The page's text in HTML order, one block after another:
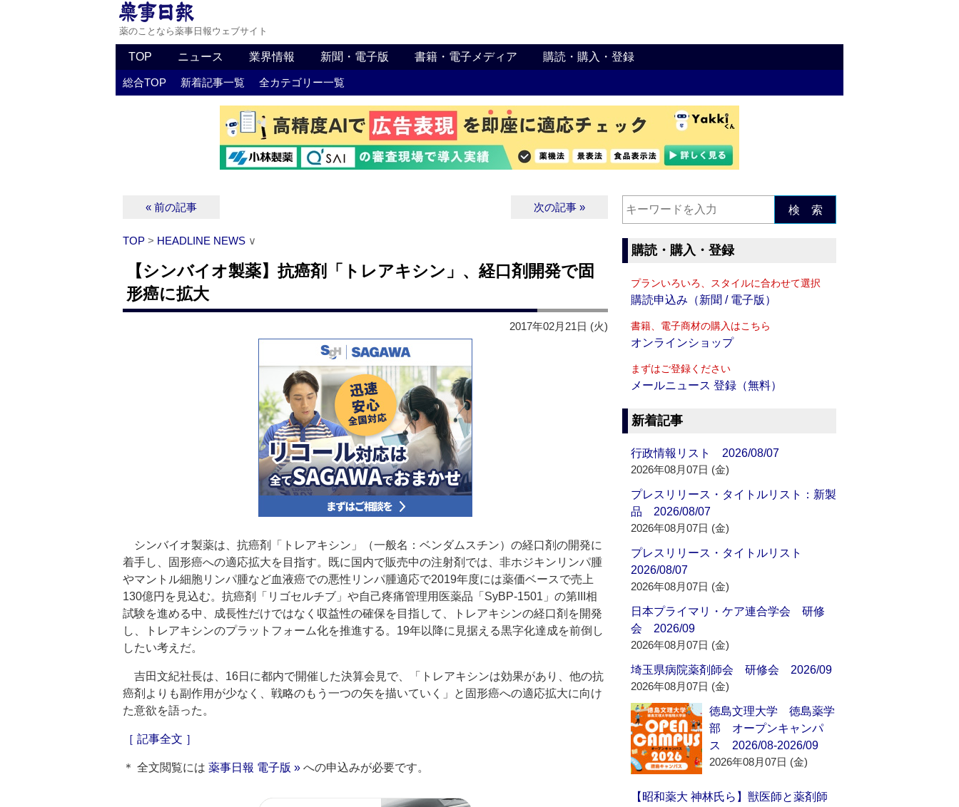
薬のことなら薬事日報ウェブサイト
TOP ニュース 業界情報 新聞・電子版 書籍・電子メディア 購読・購入・登録
総合TOP 新着記事一覧 全カテゴリー一覧
« 前の記事 次の記事 »
TOP > HEADLINE NEWS ∨
【シンバイオ製薬】抗癌剤「トレアキシン」、経口剤開発で固
形癌に拡大
2017年02月21日 (火)
シンバイオ製薬は、抗癌剤「トレアキシン」（一般名：ベンダムスチン）の経口剤の開発に
着手し、固形癌への適応拡大を目指す。既に国内で販売中の注射剤では、非ホジキンリンパ腫
やマントル細胞リンパ腫など血液癌での悪性リンパ腫適応で2019年度には薬価ベースで売上
130億円を見込む。抗癌剤「リゴセルチブ」や自己疼痛管理用医薬品「SyBP-1501」の第III相
試験を進める中、成長性だけではなく収益性の確保を目指して、トレアキシンの経口剤を開発
し、トレアキシンのプラットフォーム化を推進する。19年以降に見据える黒字化達成を前倒し
したい考えだ。
吉田文紀社長は、16日に都内で開催した決算会見で、「トレアキシンは効果があり、他の抗
癌剤よりも副作用が少なく、戦略のもう一つの矢を描いていく」と固形癌への適応拡大に向け
た意欲を語った。
［ 記事全文 ］
＊ 全文閲覧には 薬事日報 電子版 » への申込みが必要です。
検 索
購読・購入・登録
プランいろいろ、スタイルに合わせて選択
購読申込み（新聞 / 電子版）
書籍、電子商材の購入はこちら
オンラインショップ
まずはご登録ください
メールニュース 登録（無料）
新着記事
行政情報リスト 2026/08/07
2026年08月07日 (金)
プレスリリース・タイトルリスト：新製
品 2026/08/07
2026年08月07日 (金)
プレスリリース・タイトルリスト
2026/08/07
2026年08月07日 (金)
日本プライマリ・ケア連合学会 研修
会 2026/09
2026年08月07日 (金)
埼玉県病院薬剤師会 研修会 2026/09
2026年08月07日 (金)
徳島文理大学 徳島薬学
部 オープンキャンパ
ス 2026/08-2026/09
2026年08月07日 (金)
【昭和薬大 神林氏ら】獣医師と薬剤師